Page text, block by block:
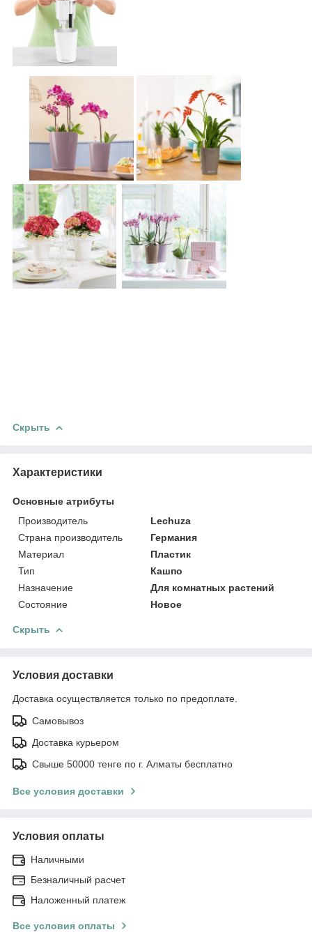
Скрыть
Характеристики
Основные атрибуты
Производитель
Lechuza
Страна производитель
Германия
Материал
Пластик
Тип
Кашпо
Назначение
Для комнатных растений
Состояние
Новое
Скрыть
Условия доставки
Доставка осуществляется только по предоплате.
Самовывоз
Доставка курьером
Свыше 50000 тенге по г. Алматы бесплатно
Все условия доставки
Условия оплаты
Наличными
Безналичный расчет
Наложенный платеж
Все условия оплаты